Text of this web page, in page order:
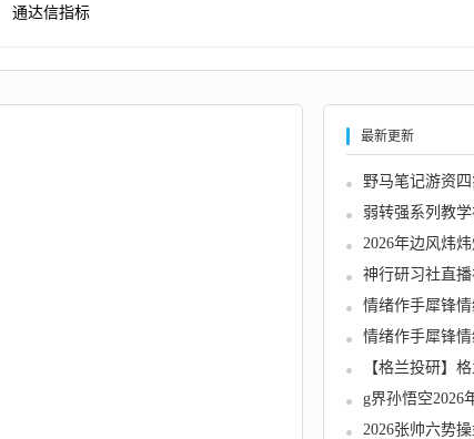
通达信指标
最新更新
弱转强系列教学
2026年边风炜
神行研习社直
g界孙悟空2026